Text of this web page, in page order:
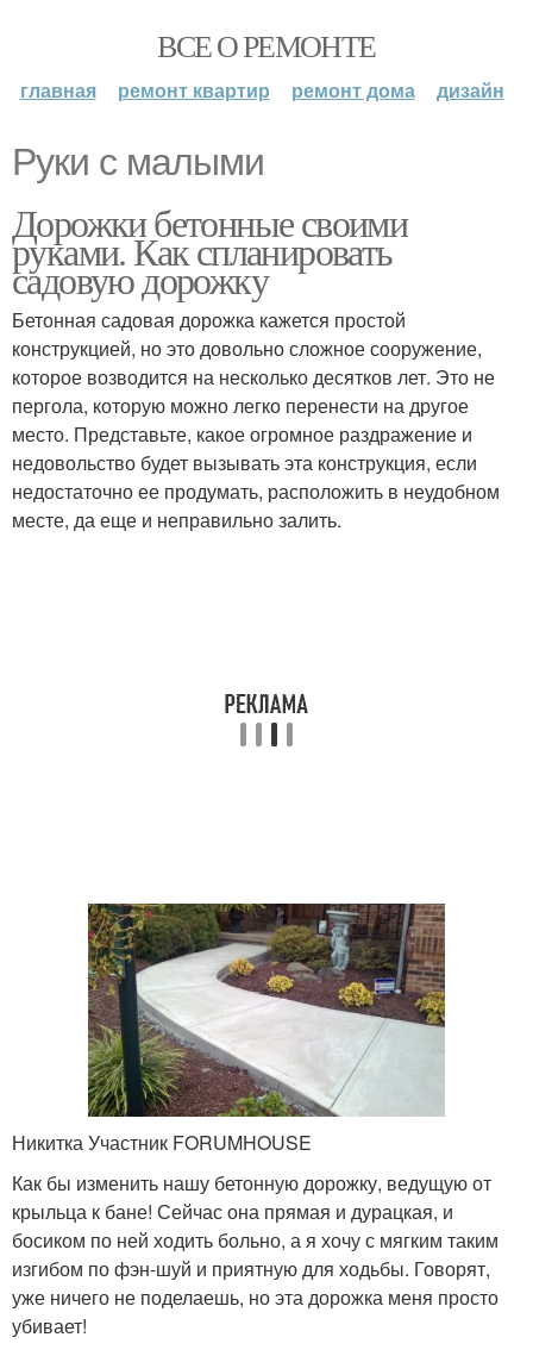
ВСЕ О РЕМОНТЕ
главная ремонт квартир ремонт дома дизайн
Руки с малыми
Дорожки бетонные своими
руками. Как спланировать
садовую дорожку
Бетонная садовая дорожка кажется простой
конструкцией, но это довольно сложное сооружение,
которое возводится на несколько десятков лет. Это не
пергола, которую можно легко перенести на другое
место. Представьте, какое огромное раздражение и
недовольство будет вызывать эта конструкция, если
недостаточно ее продумать, расположить в неудобном
месте, да еще и неправильно залить.
Никитка Участник FORUMHOUSE
Как бы изменить нашу бетонную дорожку, ведущую от
крыльца к бане! Сейчас она прямая и дурацкая, и
босиком по ней ходить больно, а я хочу с мягким таким
изгибом по фэн-шуй и приятную для ходьбы. Говорят,
уже ничего не поделаешь, но эта дорожка меня просто
убивает!